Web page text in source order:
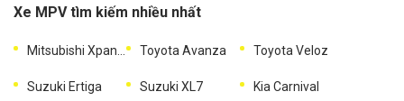
Xe MPV tìm kiếm nhiều nhất
Toyota Avanza Toyota Veloz
Suzuki Ertiga Suzuki XL7 Kia Carnival